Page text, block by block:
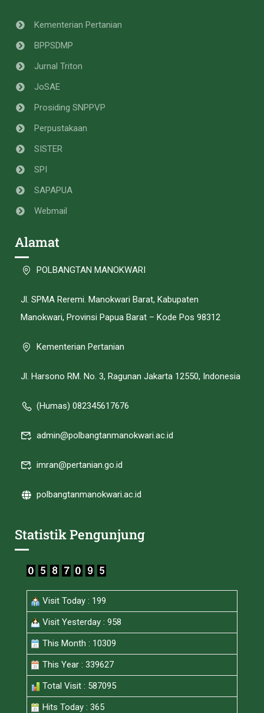
Kementerian Pertanian
BPPSDMP
Jurnal Triton
JoSAE
Prosiding SNPPVP
Perpustakaan
SISTER
SPI
SAPAPUA
Webmail
Alamat
POLBANGTAN MANOKWARI
Jl. SPMA Reremi. Manokwari Barat, Kabupaten
Manokwari, Provinsi Papua Barat – Kode Pos 98312
Kementerian Pertanian
Jl. Harsono RM. No. 3, Ragunan Jakarta 12550, Indonesia
(Humas) 082345617676
admin@polbangtanmanokwari.ac.id
imran@pertanian.go.id
polbangtanmanokwari.ac.id
Statistik Pengunjung
Visit Today : 199
Visit Yesterday : 958
This Month : 10309
This Year : 339627
Total Visit : 587095
Hits Today : 365